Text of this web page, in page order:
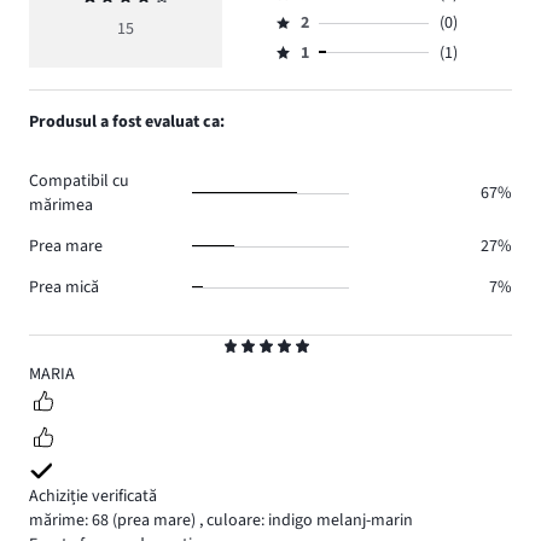
5
MARIA
Achiziție verificată
mărime: 68 (prea mare) ,culoare: indigo melanj-marin
medie
15
de
voturi
11.
numărul
de
2.
3,
numărul
Evaluare
2,
2
(0)
Evaluare
1,
1 (1)
Produsul a fost evaluat ca:
Compatibil cu
mărimea
67%
Prea mare
27%
Prea mică
7%